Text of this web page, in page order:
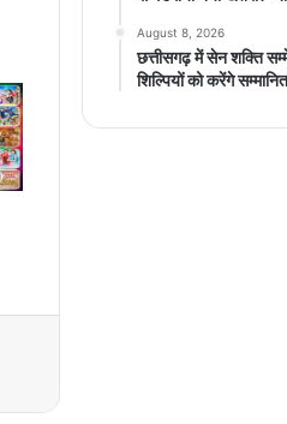
August 8, 2026
छत्तीसगढ़ में सेन शक्ति
शिल्पियों को करेंगे